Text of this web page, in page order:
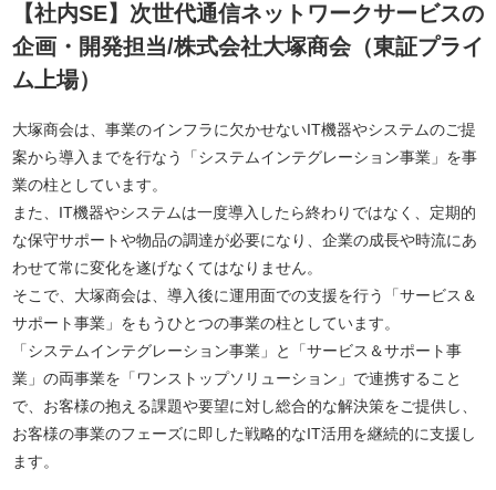
【社内SE】次世代通信ネットワークサービスの
企画・開発担当/株式会社大塚商会（東証プライ
ム上場）
大塚商会は、事業のインフラに欠かせないIT機器やシステムのご提
案から導入までを行なう「システムインテグレーション事業」を事
業の柱としています。
また、IT機器やシステムは一度導入したら終わりではなく、定期的
な保守サポートや物品の調達が必要になり、企業の成長や時流にあ
わせて常に変化を遂げなくてはなりません。
そこで、大塚商会は、導入後に運用面での支援を行う「サービス＆
サポート事業」をもうひとつの事業の柱としています。
「システムインテグレーション事業」と「サービス＆サポート事
業」の両事業を「ワンストップソリューション」で連携すること
で、お客様の抱える課題や要望に対し総合的な解決策をご提供し、
お客様の事業のフェーズに即した戦略的なIT活用を継続的に支援し
ます。